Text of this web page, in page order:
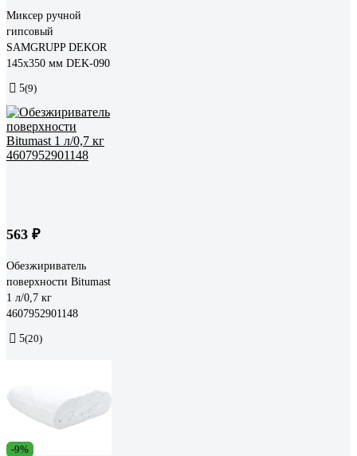
Миксер ручной
гипсовый
SAMGRUPP DEKOR
145х350 мм DEK-090
5(9)
563 ₽
Обезжириватель
поверхности Bitumast
1 л/0,7 кг
4607952901148
5(20)
-9%